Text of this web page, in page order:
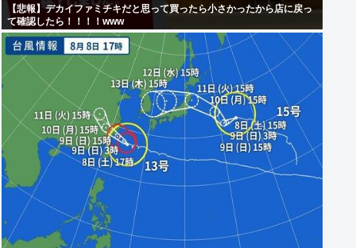
【悲報】デカイファミチキだと思って買ったら小さかったから店に戻っ
て確認したら！！！！www